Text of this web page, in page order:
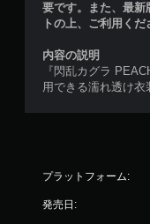
要です。また、最新
トの上、ご利用くだ
内容の説明
『閃乱カグラ
用できる濡れ透け衣
プラットフォーム:
発売日: